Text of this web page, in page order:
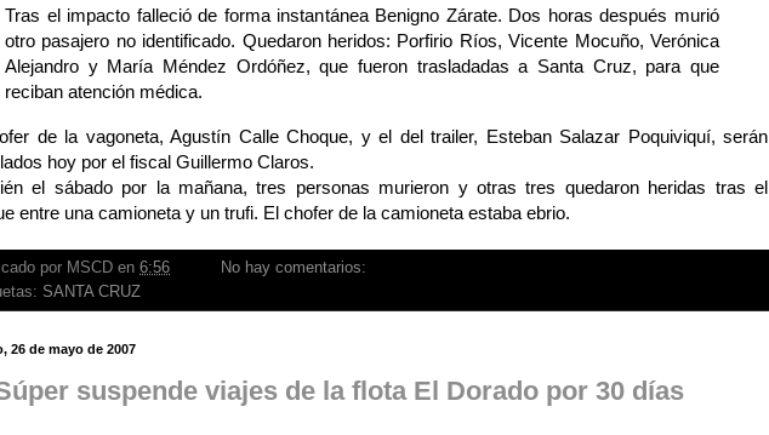
Tras el impacto falleció de forma instantánea Benigno Zárate. Dos horas después murió
otro pasajero no identificado. Quedaron heridos: Porfirio Ríos, Vicente Mocuño, Verónica
Alejandro y María Méndez Ordóñez, que fueron trasladadas a Santa Cruz, para que
reciban atención médica.
de la vagoneta, Agustín Calle Choque, y el del trailer, Esteban Salazar Poquiviquí, serán
hoy por el fiscal Guillermo Claros.
el sábado por la mañana, tres personas murieron y otras tres quedaron heridas tras el
entre una camioneta y un trufi. El chofer de la camioneta estaba ebrio.
por MSCD en 6:56
No hay comentarios:
SANTA CRUZ
26 de mayo de 2007
suspende viajes de la flota El Dorado por 30 días